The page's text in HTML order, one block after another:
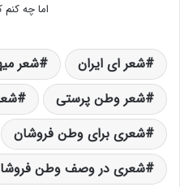
اما چه
شعر ای ایران شعر
شعر وطن پرستی
شعری برای وطن فروشان
شعری در وصف وطن